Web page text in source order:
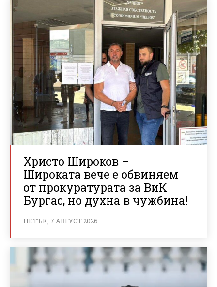
Христо Широков –
Широката вече е обвиняем
от прокуратурата за ВиК
Бургас, но духна в чужбина!
ПЕТЪК, 7 АВГУСТ 2026